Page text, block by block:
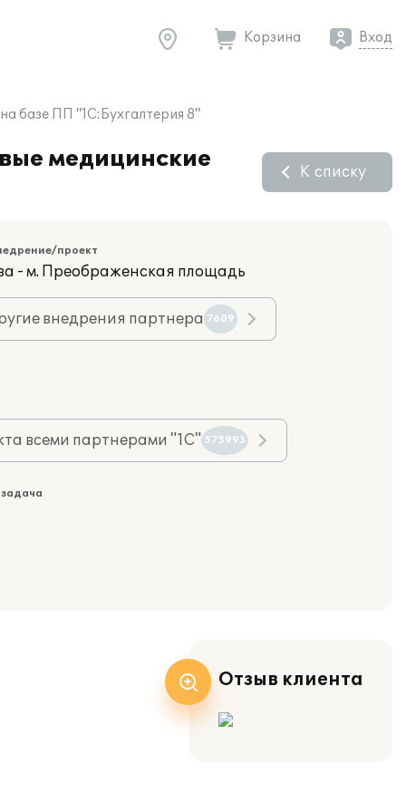
Корзина Вход
базе ПП "1С:Бухгалтерия 8"
медицинские
К списку
проект
- м. Преображенская площадь
внедрения партнера 7609
всеми партнерами "1С" 575993
Отзыв клиента